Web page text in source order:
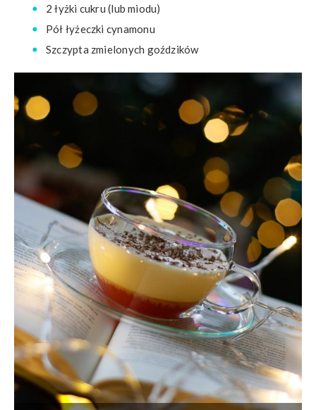
2 łyżki cukru (lub miodu)
Pół łyżeczki cynamonu
Szczypta zmielonych goździków